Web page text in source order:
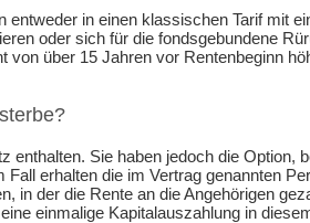
in einen klassischen Tarif mit
oder sich für die fondsgebundene
über 15 Jahren vor Rentenbeginn
Sie haben jedoch die Option,
erhalten die im Vertrag genannten
in der die Rente an die Angehörigen
einmalige Kapitalauszahlung in